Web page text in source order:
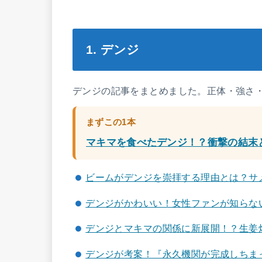
1. デンジ
デンジの記事をまとめました。正体・強さ
まずこの1本
マキマを食べたデンジ！？衝撃の結
ビームがデンジを崇拝する理由とは？
デンジがかわいい！女性ファンが知ら
デンジとマキマの関係に新展開！？生
デンジが考案！『永久機関が完成しち